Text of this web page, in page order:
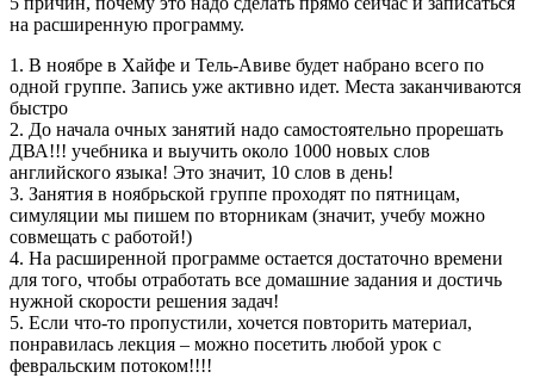
на расширенную программу.
1. В ноябре в Хайфе и Тель-Авиве будет набрано всего по
одной группе. Запись уже активно идет. Места заканчиваются
быстро
2. До начала очных занятий надо самостоятельно прорешать
ДВА!!! учебника и выучить около 1000 новых слов
английского языка! Это значит, 10 слов в день!
3. Занятия в ноябрьской группе проходят по пятницам,
симуляции мы пишем по вторникам (значит, учебу можно
совмещать с работой!)
4. На расширенной программе остается достаточно времени
для того, чтобы отработать все домашние задания и достичь
нужной скорости решения задач!
5. Если что-то пропустили, хочется повторить материал,
понравилась лекция – можно посетить любой урок с
февральским потоком!!!!